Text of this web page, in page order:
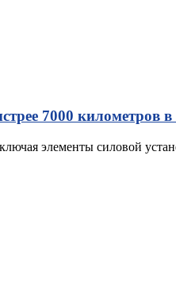
7000 километров в
элементы силовой